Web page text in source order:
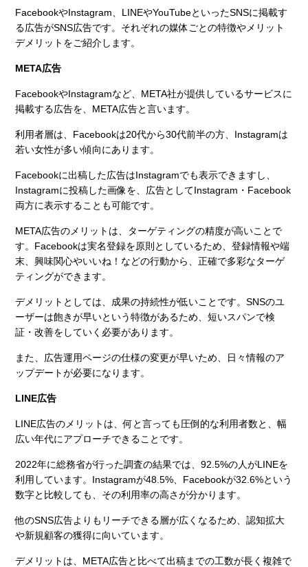
FacebookやInstagram、LINEやYouTubeといったSNSに掲載す
る広告がSNS広告です。それぞれの媒体ごとの特徴やメリット
デメリットをご紹介します。
META広告
FacebookやInstagramなど、META社が提供しているサービスに
掲載する広告を、META広告と言います。
利用者層は、Facebookは20代から30代前半の方、Instagramは
若い女性が多い傾向にあります。
Facebookに出稿した広告はInstagramでも表示できますし、
Instagramに投稿した画像を、広告としてInstagram・Facebook
両方に表示することも可能です。
META広告のメリットは、ターゲティングの精度が高いことで
す。Facebookは実名登録を原則としているため、登録情報や端
末、興味関心やいいね！などの行動から、正確で多彩なターゲ
ティングができます。
デメリットとしては、成果の持続性が低いことです。SNSのユ
ーザーは飽きが早いという特徴があるため、短いスパンで検
証・改善をしていく必要があります。
また、広告運用ページの仕様の変更が早いため、日々情報のア
ップデートが必要になります。
LINE広告
LINE広告のメリットは、何と言っても圧倒的な利用者数と、幅
広い年代にアプローチできることです。
2022年に総務省が行った調査の結果では、92.5%の人がLINEを
利用しています。Instagramが48.5%、Facebookが32.6%という
数字と比較しても、その利用率の高さが分かります。
他のSNS広告よりもリーチできる層が広くなるため、認知拡大
や新規顧客の獲得に向いています。
デメリットは、META広告と比べて出稿までの工数が長く複雑で